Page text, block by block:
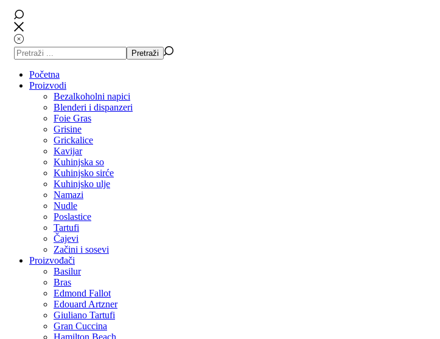
Početna
Proizvodi
Bezalkoholni napici
Blenderi i dispanzeri
Foie Gras
Grisine
Grickalice
Kavijar
Kuhinjska so
Kuhinjsko sirće
Kuhinjsko ulje
Namazi
Nudle
Poslastice
Tartufi
Čajevi
Začini i sosevi
Proizvođači
Basilur
Bras
Edmond Fallot
Edouard Artzner
Giuliano Tartufi
Gran Cuccina
Hamilton Beach